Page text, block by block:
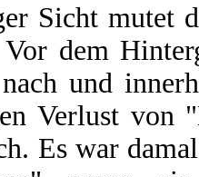
Sicht mutet
dem
und
Verlust
Es war